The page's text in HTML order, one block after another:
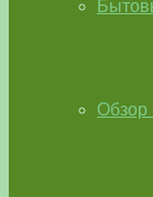
Обзор